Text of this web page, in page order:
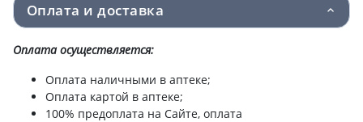
Оплата и доставка
Оплата осуществляется:
Оплата наличными в аптеке;
Оплата картой в аптеке;
100% предоплата на Сайте, оплата